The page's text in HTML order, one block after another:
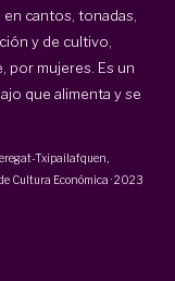
cantos, tonadas,
y de cultivo,
por mujeres. Es un
que alimenta y se
Txipailafquen,
Cultura Económica ·2023